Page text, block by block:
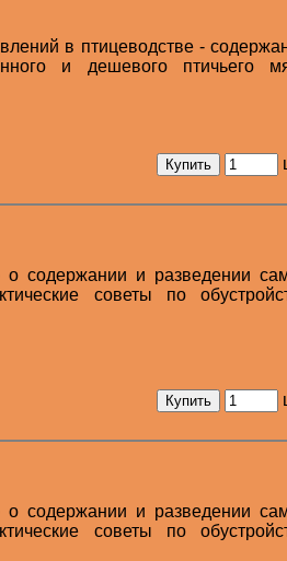
в птицеводстве -
и дешевого птичьего
о содержании и разведении
советы по
о содержании и разведении
советы по